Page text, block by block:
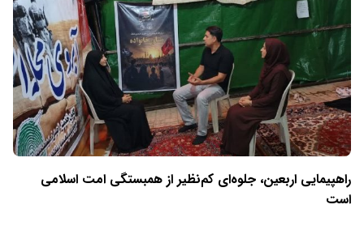
راهپیمایی اربعین، جلوه‌ای کم‌نظیر از همبستگی امت اسلامی
است